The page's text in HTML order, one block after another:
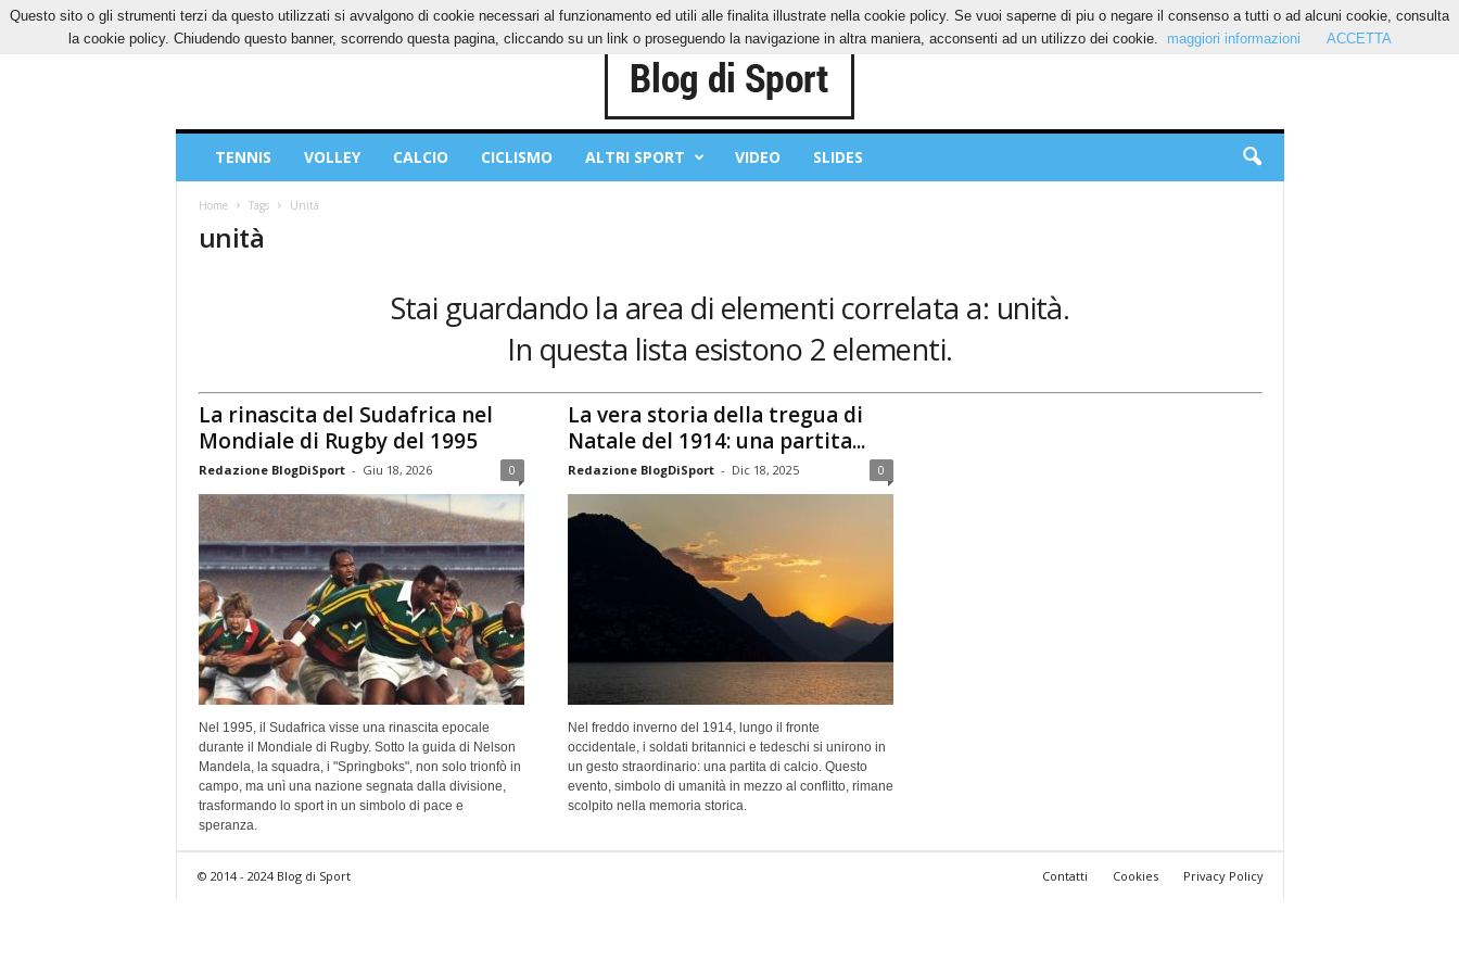
VENERDÌ, 7 AGOSTO 2026 CONTATTI COOKIES PRIVACY POLICY
Sport
TENNIS VOLLEY CALCIO CICLISMO ALTRI SPORT VIDEO SLIDES
Home Tags Unità
unità
Stai guardando la area di elementi correlata a: unità.
In questa lista esistono 2 elementi.
La rinascita del Sudafrica nel
Mondiale di Rugby del 1995
Redazione BlogDiSport - Giu 18, 2026 0
Nel 1995, il Sudafrica visse una rinascita epocale
durante il Mondiale di Rugby. Sotto la guida di Nelson
Mandela, la squadra, i "Springboks", non solo trionfò in
campo, ma unì una nazione segnata dalla divisione,
trasformando lo sport in un simbolo di pace e
speranza.
La vera storia della tregua di
Natale del 1914: una partita...
Redazione BlogDiSport - Dic 18, 2025 0
Nel freddo inverno del 1914, lungo il fronte
occidentale, i soldati britannici e tedeschi si unirono in
un gesto straordinario: una partita di calcio. Questo
evento, simbolo di umanità in mezzo al conflitto, rimane
scolpito nella memoria storica.
Contatti Cookies Privacy Policy
© 2014 - 2024 Blog di Sport
Questo sito o gli strumenti terzi da questo utilizzati si avvalgono di cookie necessari al funzionamento ed utili alle finalita illustrate nella cookie policy. Se vuoi saperne di piu o negare il consenso a tutti o ad alcuni cookie, consulta
la cookie policy. Chiudendo questo banner, scorrendo questa pagina, cliccando su un link o proseguendo la navigazione in altra maniera, acconsenti ad un utilizzo dei cookie.
maggiori informazioni ACCETTA